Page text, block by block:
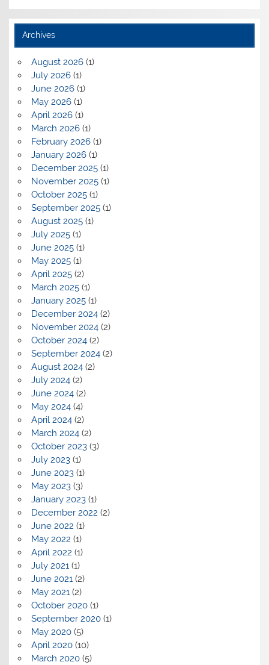
Archives
August 2026(1)
July 2026(1)
June 2026(1)
May 2026(1)
April 2026(1)
March 2026(1)
February 2026(1)
January 2026(1)
December 2025(1)
November 2025(1)
October 2025(1)
September 2025(1)
August 2025(1)
July 2025(1)
June 2025(1)
May 2025(1)
April 2025(2)
March 2025(1)
January 2025(1)
December 2024(2)
November 2024(2)
October 2024(2)
September 2024(2)
August 2024(2)
July 2024(2)
June 2024(2)
May 2024(4)
April 2024(2)
March 2024(2)
October 2023(3)
July 2023(1)
June 2023(1)
May 2023(3)
January 2023(1)
December 2022 (2)
June 2022 (1)
May 2022 (1)
April 2022 (1)
July 2021(1)
June 2021(2)
May 2021(2)
October 2020(1)
September 2020(1)
May 2020(5)
April 2020(10)
March 2020(5)